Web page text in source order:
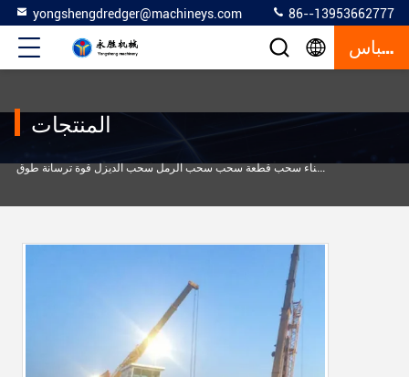
yongshengdredger@machineys.com 86--13953662777
إقتباس
المنتجات
سحب الرمل عالي الأداء ميناء سحب قطعة سحب سحب الرمل سحب الديزل قوة ترسانة طوق